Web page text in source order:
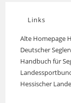
Links
Alte Homepage
Deutscher
Handbuch für
Hessischer